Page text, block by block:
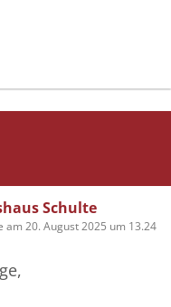
Schulte
am 20. August 2025 um 13.24